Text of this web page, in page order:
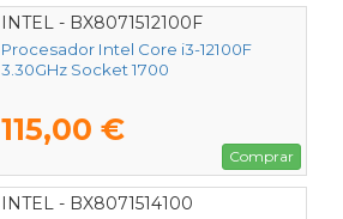
INTEL - BX8071512100F
Procesador Intel Core i3-12100F
3.30GHz Socket 1700
115,00 €
Comprar
INTEL - BX8071514100